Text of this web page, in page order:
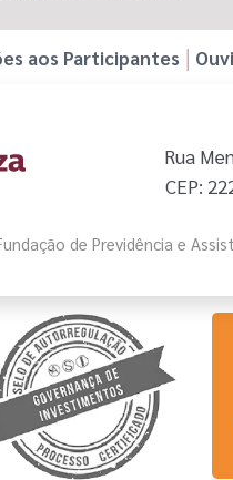
aos Participantes
Rua
CEP:
de Previdência e